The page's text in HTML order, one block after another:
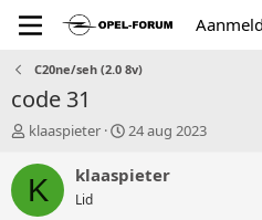
C20ne/seh (2.0 8v)
code 31
T
p
klaaspieter
S
a
24 aug 2023
K klaaspieter
Lid